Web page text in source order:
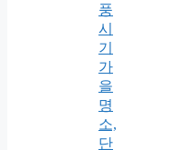
풍
시
기
가
을
명
소,
단